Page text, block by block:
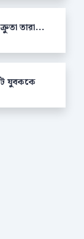
তারা...
যুবককে